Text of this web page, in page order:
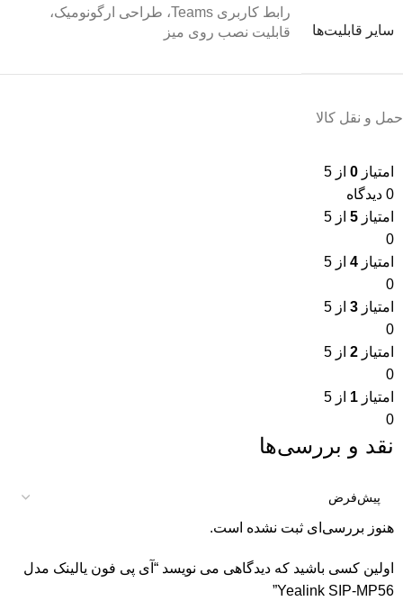
سایر قابلیت‌ها
رابط کاربری Teams، طراحی ارگونومیک،
قابلیت نصب روی میز
حمل و نقل کالا
امتیاز 0 از 5
0 دیدگاه
امتیاز 5 از 5
0
امتیاز 4 از 5
0
امتیاز 3 از 5
0
امتیاز 2 از 5
0
امتیاز 1 از 5
0
نقد و بررسی‌ها
هنوز بررسی‌ای ثبت نشده است.
اولین کسی باشید که دیدگاهی می نویسد “آی پی فون یالینک مدل
Yealink SIP-MP56”